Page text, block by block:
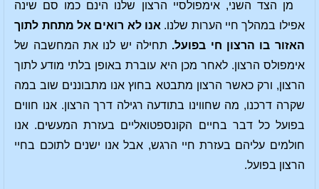
מן הצד השני, אימפולסיי הרצון שלנו הינם כמו סם שינה
אפילו במהלך חיי הערות שלנו. אנו לא רואים אל מתחת לתוך
האזור בו הרצון חי בפועל. תחילה יש לנו את המחשבה של
אימפולס הרצון. לאחר מכן היא עוברת באופן בלתי מודע לתוך
הרצון, ורק כאשר הרצון מתבטא בחוץ אנו מתבוננים שוב במה
שקרה דרכנו, מה שחווינו בתודעה רגילה דרך הרצון. אנו חווים
בפועל כל דבר בחיים הקונספטואליים בעזרת המעשים. אנו
חולמים עליהם בעזרת חיי הרגש, אבל אנו ישנים לתוכם בחיי
הרצון בפועל.